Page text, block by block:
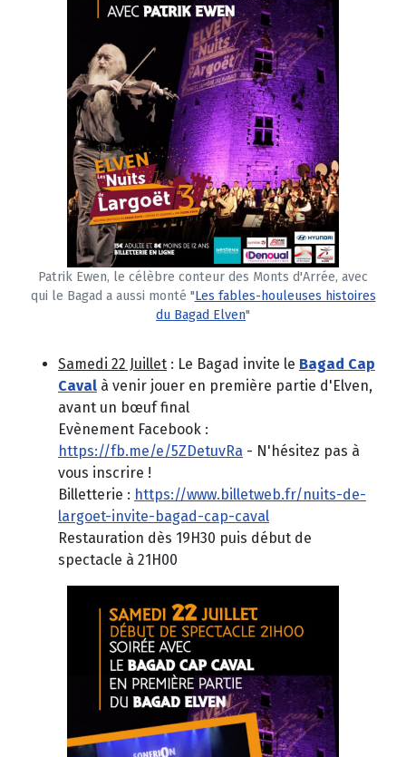
Patrik Ewen, le célèbre conteur des Monts d'Arrée, avec
qui le Bagad a aussi monté "Les fables-houleuses histoires
du Bagad Elven"
Samedi 22 Juillet : Le Bagad invite le Bagad Cap
Caval à venir jouer en première partie d'Elven,
avant un bœuf final
Evènement Facebook :
https://fb.me/e/5ZDetuvRa - N'hésitez pas à
vous inscrire !
Billetterie : https://www.billetweb.fr/nuits-de-
largoet-invite-bagad-cap-caval
Restauration dès 19H30 puis début de
spectacle à 21H00